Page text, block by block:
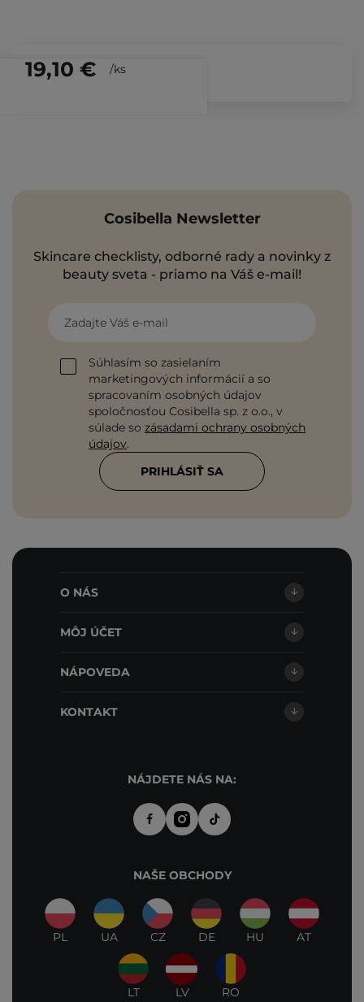
19,10 € /ks
Cosibella Newsletter
Skincare checklisty, odborné rady a novinky z
beauty sveta - priamo na Váš e-mail!
Zadajte Váš e-mail
Súhlasím so zasielaním
marketingových informácií a so
spracovaním osobných údajov
spoločnosťou Cosibella sp. z o.o., v
súlade so zásadami ochrany osobných
údajov.
PRIHLÁSIŤ SA
O NÁS
MÔJ ÚČET
NÁPOVEDA
KONTAKT
NÁJDETE NÁS NA:
NAŠE OBCHODY
PL UA CZ DE HU AT
LT LV RO